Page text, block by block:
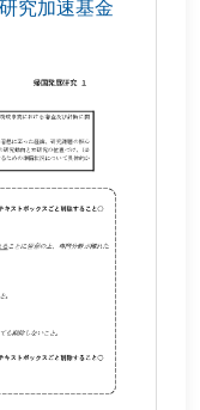
究加速基金